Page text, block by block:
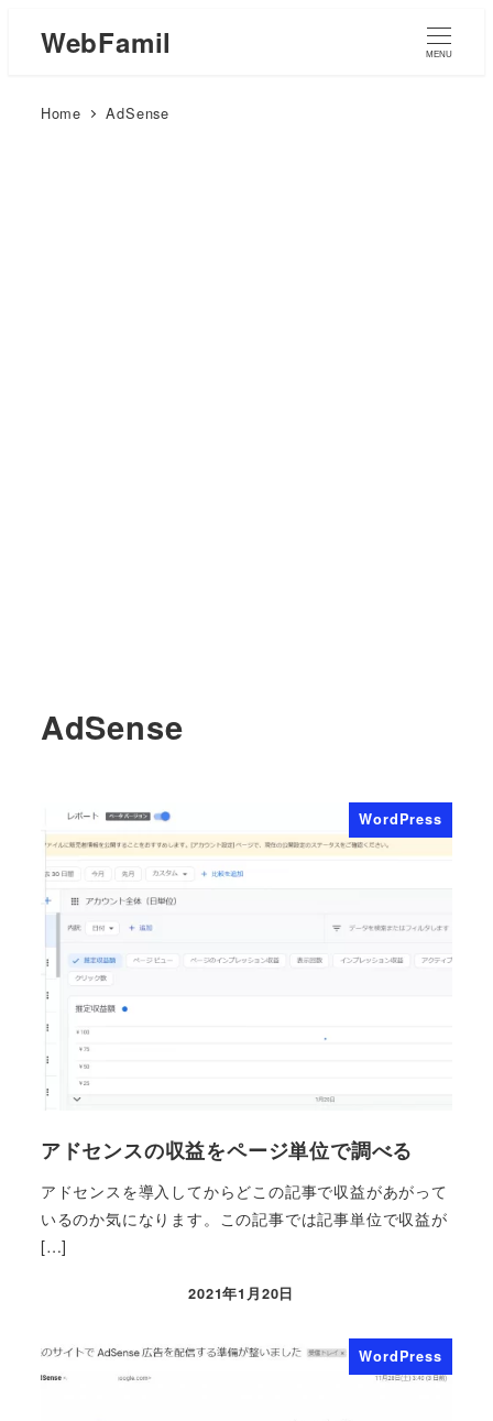
WebFamil MENU
Home AdSense
AdSense
WordPress
アドセンスの収益をページ単位で調べる
アドセンスを導入してからどこの記事で収益があがって
いるのか気になります。この記事では記事単位で収益が
[…]
2021年1月20日
WordPress